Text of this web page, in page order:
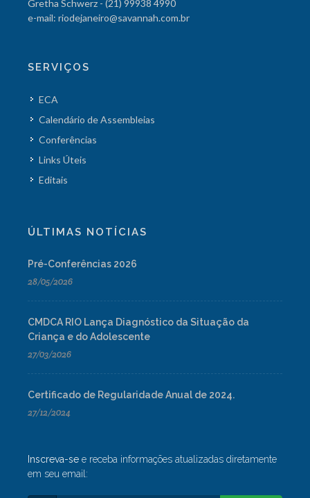
Gretha Schwerz - (21) 99938 4990
e-mail: riodejaneiro@savannah.com.br
SERVIÇOS
ECA
Calendário de Assembleias
Conferências
Links Úteis
Editais
ÚLTIMAS NOTÍCIAS
Pré-Conferências 2026
28/05/2026
CMDCA RIO Lança Diagnóstico da Situação da
Criança e do Adolescente
27/03/2026
Certificado de Regularidade Anual de 2024.
27/12/2024
Inscreva-se e receba informações atualizadas diretamente
em seu email: